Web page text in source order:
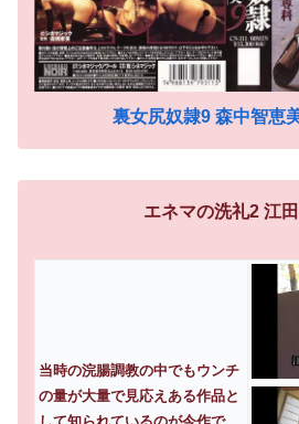
裏女尻奴隷9 森中智
エネマの洗礼2 江
当時の浣腸調教の中でもウンチ
の量が大量で見応えある作品と